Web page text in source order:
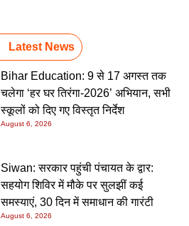
Latest News
Bihar Education: 9 से 17 अगस्त तक
चलेगा ‘हर घर तिरंगा-2026’ अभियान, सभी
स्कूलों को दिए गए विस्तृत निर्देश
August 6, 2026
Siwan: सरकार पहुंची पंचायत के द्वार:
सहयोग शिविर में मौके पर सुलझीं कई
समस्याएं, 30 दिन में समाधान की गारंटी
August 6, 2026